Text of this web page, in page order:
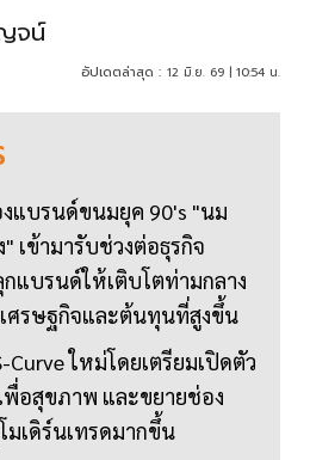
จน์
อัปเดตล่าสุด : 12 มิ.ย. 69 | 10:54 น.
แบรนด์ขนมยุค 90's "นม
เข้ามารับช่วงต่อธุรกิจ
แบรนด์ให้เติบโตท่ามกลาง
ศรษฐกิจและต้นทุนที่สูงขึ้น
ใหม่โดยเตรียมเปิดตัว
อสุขภาพ และขยายช่อง
มเดิร์นเทรดมากขึ้น